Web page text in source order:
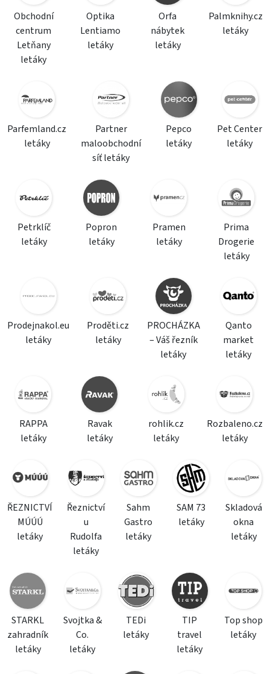
Obchodní
centrum
Letňany
letáky
Optika
Lentiamo
letáky
Orfa
nábytek
letáky
Palmknihy.cz
letáky
Parfemland.cz
letáky
Partner
maloobchodní
síť letáky
Pepco
letáky
Pet Center
letáky
Petrklíč
letáky
Popron
letáky
Pramen
letáky
Prima
Drogerie
letáky
Prodejnakol.eu
letáky
Proděti.cz
letáky
PROCHÁZKA
– Váš řezník
letáky
Qanto
market
letáky
RAPPA
letáky
Ravak
letáky
rohlik.cz
letáky
Rozbaleno.cz
letáky
ŘEZNICTVÍ
MÚÚÚ
letáky
Řeznictví
u
Rudolfa
letáky
Sahm
Gastro
letáky
SAM 73
letáky
Skladová
okna
letáky
STARKL
zahradník
letáky
Svojtka &
Co.
letáky
TEDi
letáky
TIP
travel
letáky
Top shop
letáky